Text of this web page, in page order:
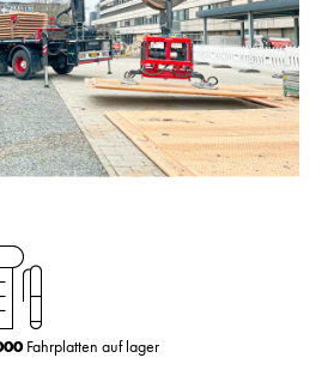
Fahrplatten auf lager